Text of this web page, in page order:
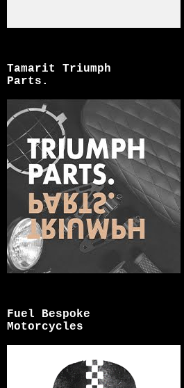
Tamarit Triumph
Parts.
Fuel Bespoke
Motorcycles